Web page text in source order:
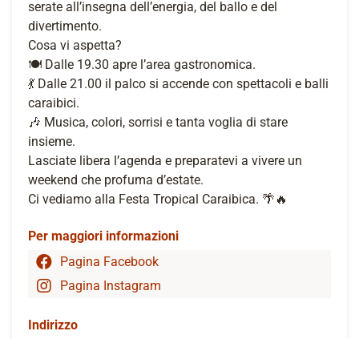
serate all’insegna dell’energia, del ballo e del
divertimento.
Cosa vi aspetta?
🍽️ Dalle 19.30 apre l’area gastronomica.
💃 Dalle 21.00 il palco si accende con spettacoli e balli
caraibici.
🎶 Musica, colori, sorrisi e tanta voglia di stare
insieme.
Lasciate libera l’agenda e preparatevi a vivere un
weekend che profuma d’estate.
Ci vediamo alla Festa Tropical Caraibica. 🌴🔥
Per maggiori informazioni
Pagina Facebook
Pagina Instagram
Indirizzo